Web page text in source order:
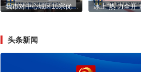
我市对中心城区16宗优质地块进行集中推介
头条新闻